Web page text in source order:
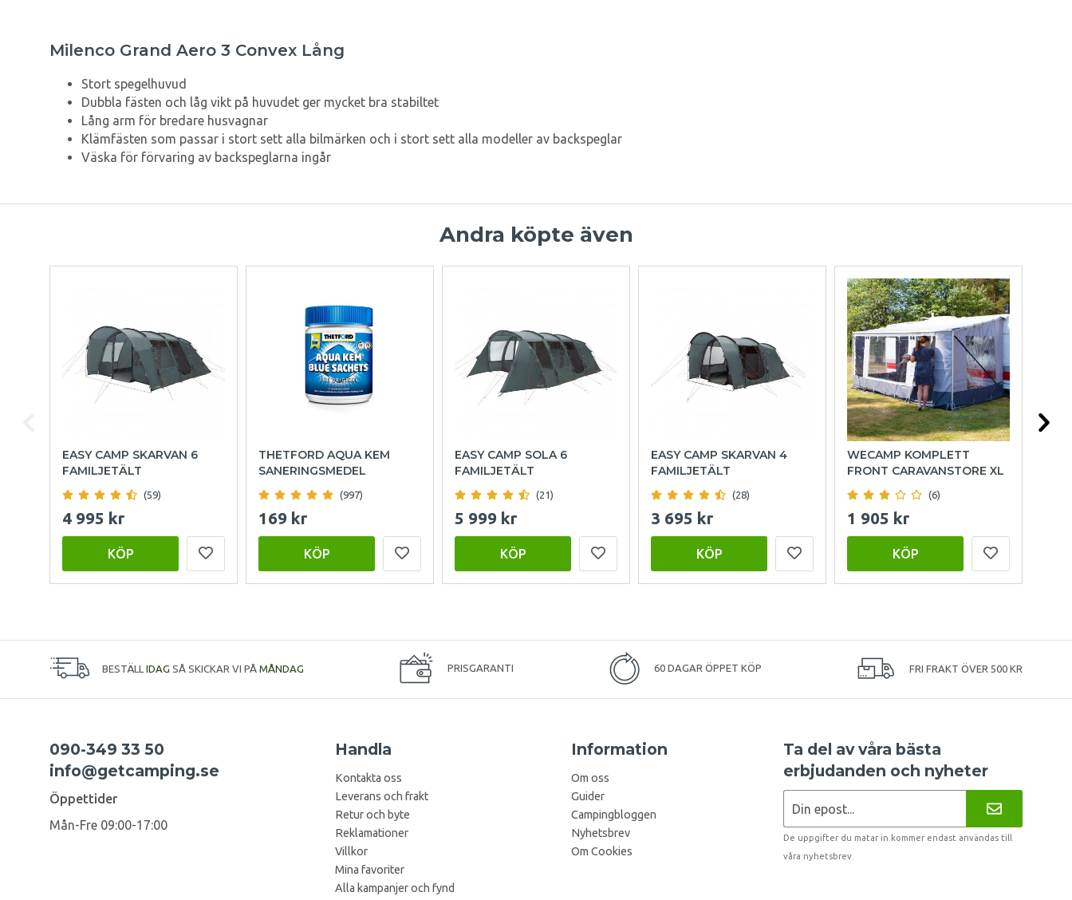
Milenco Grand Aero 3 Convex Lång
Stort spegelhuvud
Dubbla fästen och låg vikt på huvudet ger mycket bra stabiltet
Lång arm för bredare husvagnar
Klämfästen som passar i stort sett alla bilmärken och i stort sett alla modeller av backspeglar
Väska för förvaring av backspeglarna ingår
Andra köpte även
EASY CAMP SKARVAN 6
FAMILJETÄLT
(59)
4 995 kr
KÖP
THETFORD AQUA KEM
SANERINGSMEDEL
(997)
169 kr
KÖP
EASY CAMP SOLA 6
FAMILJETÄLT
(21)
5 999 kr
KÖP
EASY CAMP SKARVAN 4
FAMILJETÄLT
(28)
3 695 kr
KÖP
WECAMP KOMPLETT
FRONT CARAVANSTORE XL
(6)
1 905 kr
KÖP
BESTÄLL IDAG SÅ SKICKAR VI PÅ MÅNDAG PRISGARANTI 60 DAGAR ÖPPET KÖP FRI FRAKT ÖVER 500 KR
090-349 33 50
info@getcamping.se
Öppettider
Mån-Fre 09:00-17:00
Handla
Kontakta oss
Leverans och frakt
Retur och byte
Reklamationer
Villkor
Mina favoriter
Alla kampanjer och fynd
Information
Om oss
Guider
Campingbloggen
Nyhetsbrev
Om Cookies
Ta del av våra bästa
erbjudanden och nyheter
De uppgifter du matar in kommer endast användas till
våra nyhetsbrev.